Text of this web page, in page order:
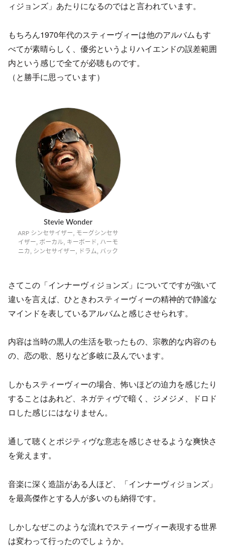
ィジョンズ」あたりになるのではと言われています。
もちろん1970年代のスティーヴィーは他のアルバムもす
べてが素晴らしく、優劣というよりハイエンドの誤差範囲
内という感じで全てが必聴ものです。
（と勝手に思っています）
さてこの「インナーヴィジョンズ」についてですが強いて
違いを言えば、ひときわスティーヴィーの精神的で静謐な
マインドを表しているアルバムと感じさせられす。
内容は当時の黒人の生活を歌ったもの、宗教的な内容のも
の、恋の歌、怒りなど多岐に及んでいます。
しかもスティーヴィーの場合、怖いほどの迫力を感じたり
することはあれど、ネガティヴで暗く、ジメジメ、ドロド
ロした感じにはなりません。
通して聴くとポジティヴな意志を感じさせるような爽快さ
を覚えます。
音楽に深く造詣がある人ほど、「インナーヴィジョンズ」
を最高傑作とする人が多いのも納得です。
しかしなぜこのような流れでスティーヴィー表現する世界
は変わって行ったのでしょうか。